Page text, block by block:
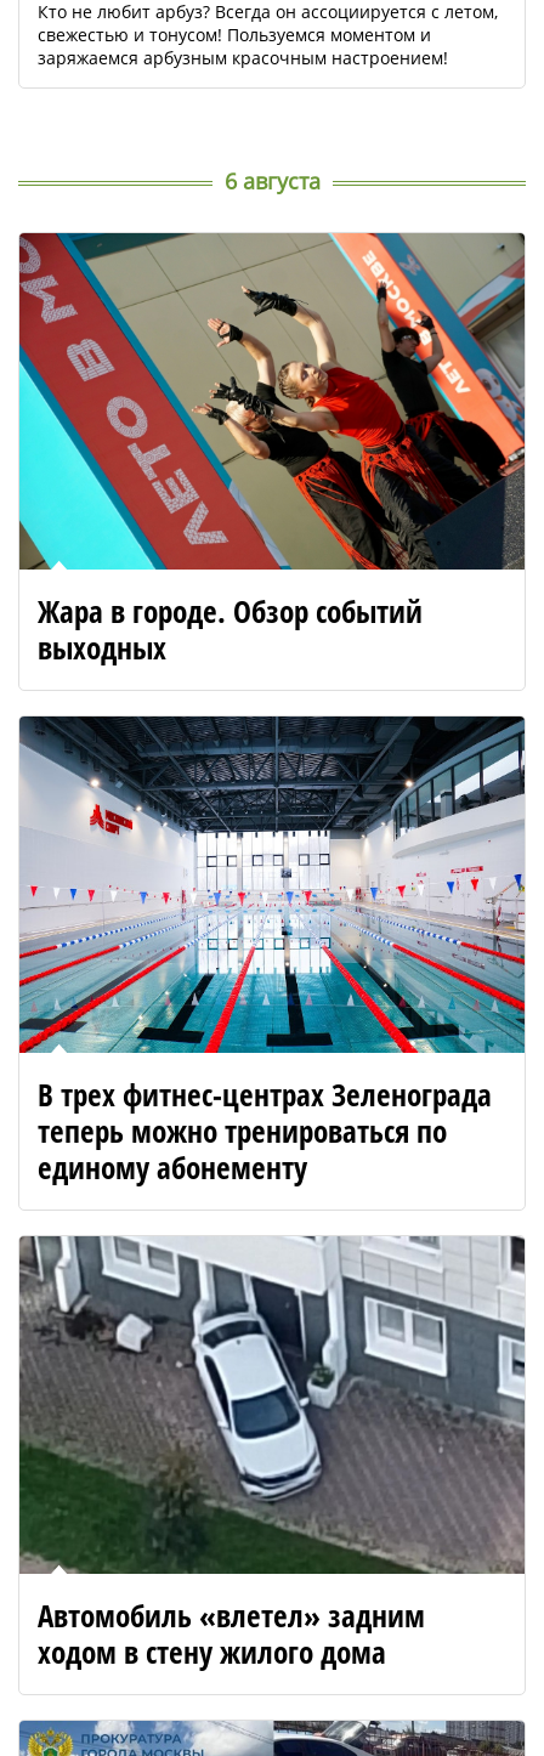
Кто не любит арбуз? Всегда он ассоциируется с летом,
свежестью и тонусом! Пользуемся моментом и
заряжаемся арбузным красочным настроением!
6 августа
Жара в городе. Обзор событий
выходных
В трех фитнес-центрах Зеленограда
теперь можно тренироваться по
единому абонементу
Автомобиль «влетел» задним
ходом в стену жилого дома